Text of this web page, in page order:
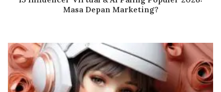
Masa Depan Marketing?